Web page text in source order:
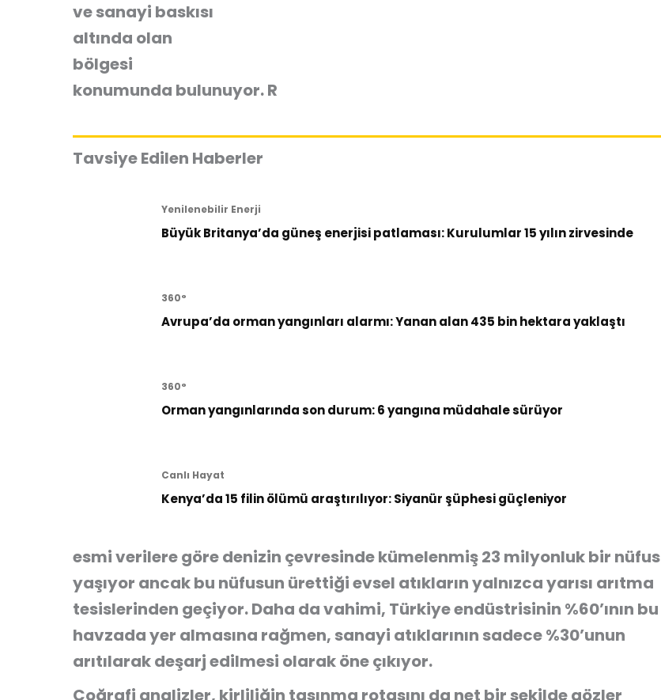
ve sanayi baskısı
altında olan
bölgesi
konumunda bulunuyor. R
Tavsiye Edilen Haberler
Yenilenebilir Enerji
Büyük Britanya’da güneş enerjisi patlaması: Kurulumlar 15 yılın zirvesinde
360°
Avrupa’da orman yangınları alarmı: Yanan alan 435 bin hektara yaklaştı
360°
Orman yangınlarında son durum: 6 yangına müdahale sürüyor
Canlı Hayat
Kenya’da 15 filin ölümü araştırılıyor: Siyanür şüphesi güçleniyor
esmi verilere göre denizin çevresinde kümelenmiş 23 milyonluk bir nüfus
yaşıyor ancak bu nüfusun ürettiği evsel atıkların yalnızca yarısı arıtma
tesislerinden geçiyor. Daha da vahimi, Türkiye endüstrisinin %60’ının bu
havzada yer almasına rağmen, sanayi atıklarının sadece %30’unun
arıtılarak deşarj edilmesi olarak öne çıkıyor.
Coğrafi analizler, kirliliğin taşınma rotasını da net bir şekilde gözler